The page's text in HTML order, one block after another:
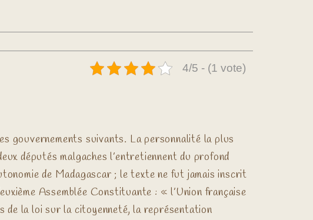
4/5 - (1 vote)
gouvernements suivants. La personnalité la plus
députés malgaches l’entretiennent du profond
de Madagascar ; le texte ne fut jamais inscrit
Assemblée Constituante : « l’Union française
de la loi sur la citoyenneté, la représentation